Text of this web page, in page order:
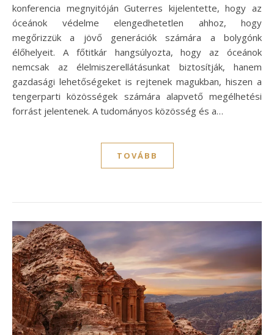
konferencia megnyitóján Guterres kijelentette, hogy az
óceánok védelme elengedhetetlen ahhoz, hogy
megőrizzük a jövő generációk számára a bolygónk
élőhelyeit. A főtitkár hangsúlyozta, hogy az óceánok
nemcsak az élelmiszerellátásunkat biztosítják, hanem
gazdasági lehetőségeket is rejtenek magukban, hiszen a
tengerparti közösségek számára alapvető megélhetési
forrást jelentenek. A tudományos közösség és a…
TOVÁBB